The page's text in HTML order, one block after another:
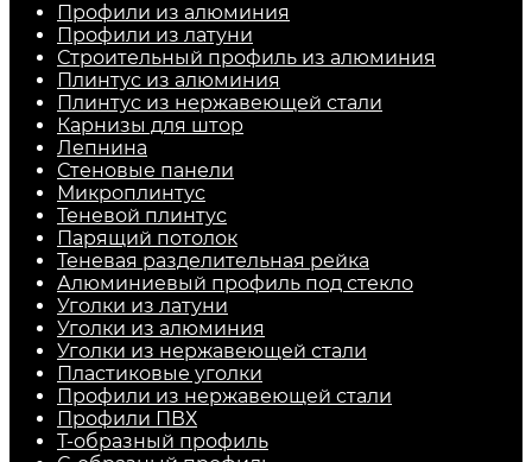
Профили из алюминия
Профили из латуни
Строительный профиль из алюминия
Плинтус из алюминия
Плинтус из нержавеющей стали
Карнизы для штор
Лепнина
Стеновые панели
Микроплинтус
Теневой плинтус
Парящий потолок
Теневая разделительная рейка
Алюминиевый профиль под стекло
Уголки из латуни
Уголки из алюминия
Уголки из нержавеющей стали
Пластиковые уголки
Профили из нержавеющей стали
Профили ПВХ
Т-образный профиль